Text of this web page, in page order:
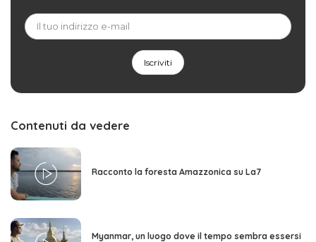
Contenuti da vedere
Racconto la foresta Amazzonica su La7
Myanmar, un luogo dove il tempo sembra essersi